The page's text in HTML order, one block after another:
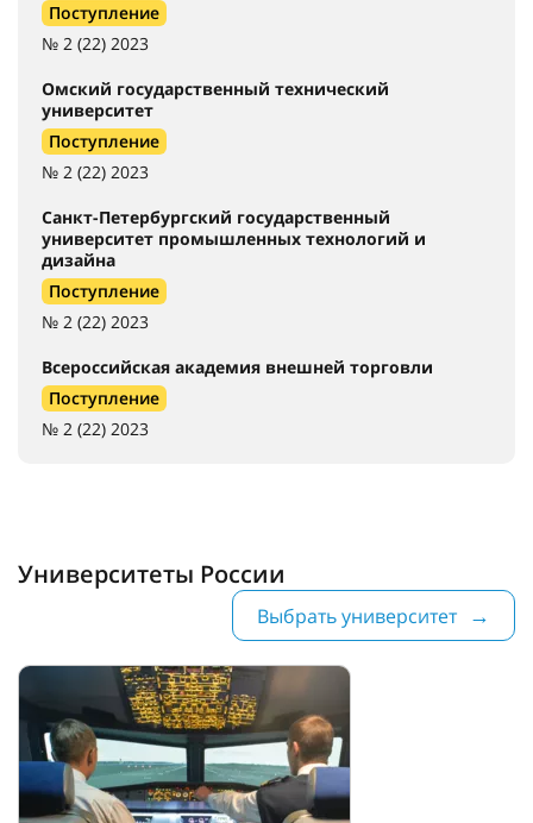
Поступление
№ 2 (22) 2023
Омский государственный технический
университет
Поступление
№ 2 (22) 2023
Санкт-Петербургский государственный
университет промышленных технологий и
дизайна
Поступление
№ 2 (22) 2023
Всероссийская академия внешней торговли
Поступление
№ 2 (22) 2023
Университеты России
Выбрать университет